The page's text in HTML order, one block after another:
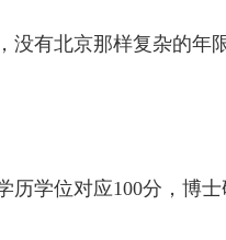
有北京那样复杂的年
学位对应100分，博